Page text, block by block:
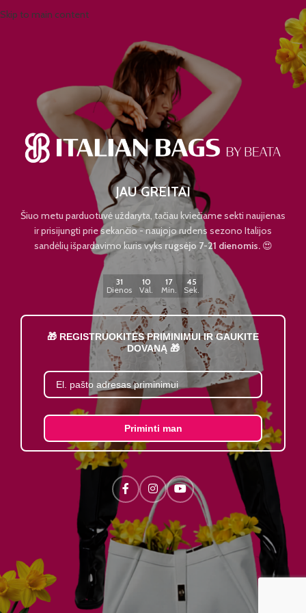
Skip to main content
JAU GREITAI
Šiuo metu parduotuvė uždaryta, tačiau kviečiame sekti naujienas
ir prisijungti prie sekančio - naujojo rudens sezono Italijos
sandėlių išpardavimo kuris vyks rugsėjo 7-21 dienomis.😍
31
Dienos
10
Val.
17
Min.
45
Sek.
🎁 REGISTRUOKITĖS PRIMINIMUI IR GAUKITE
DOVANĄ 🎁
Priminti man